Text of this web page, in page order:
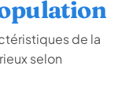
de la
selon